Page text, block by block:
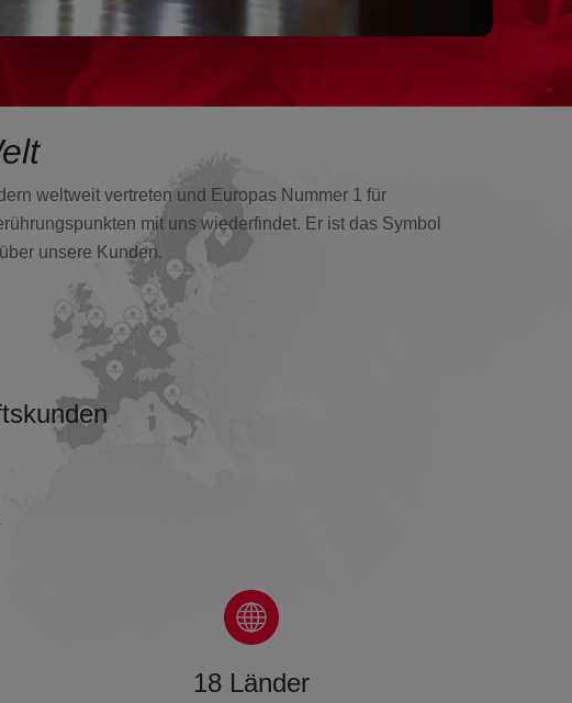
weltweit vertreten und Europas Nummer 1 für
mit uns wiederfindet. Er ist das Symbol
unsere Kunden.
18 Länder